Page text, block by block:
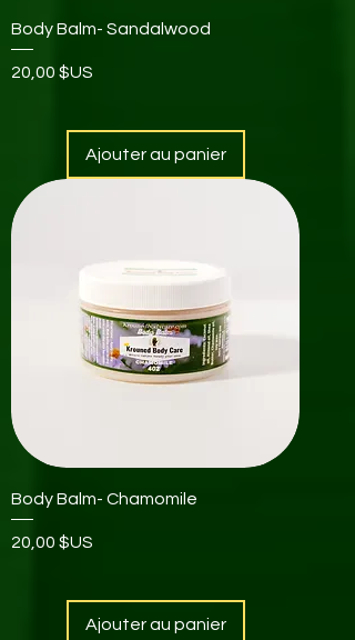
Body Balm- Sandalwood
Prix
20,00 $US
Ajouter au panier
Body Balm- Chamomile
Prix
20,00 $US
Ajouter au panier